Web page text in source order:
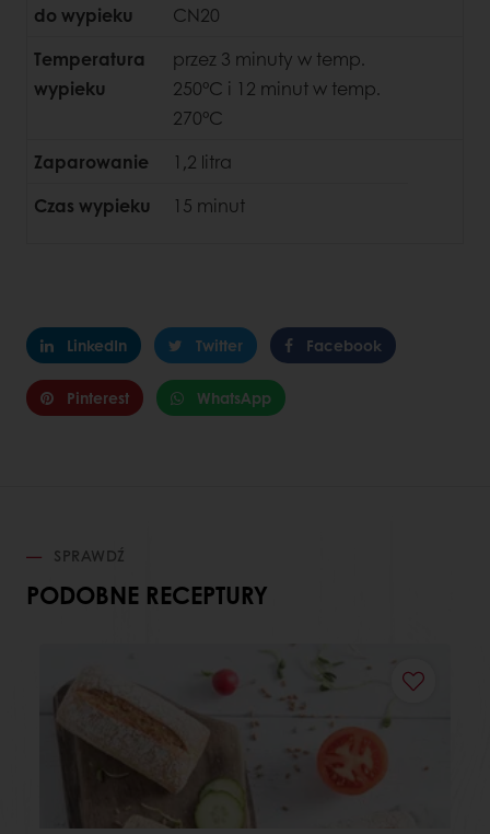
do wypieku
CN20
Temperatura
wypieku
przez 3 minuty w temp.
250°C i 12 minut w temp.
270°C
Zaparowanie
1,2 litra
Czas wypieku
15 minut
LinkedIn Twitter Facebook
Pinterest WhatsApp
SPRAWDŹ
PODOBNE RECEPTURY